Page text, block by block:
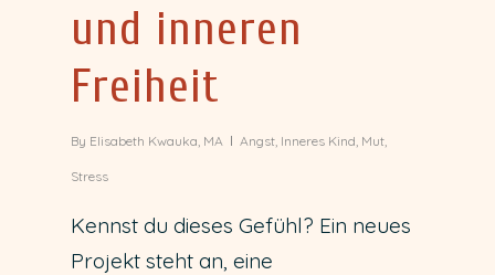
und inneren
Freiheit
By Elisabeth Kwauka, MA Angst, Inneres Kind, Mut,
Stress
Kennst du dieses Gefühl? Ein neues
Projekt steht an, eine